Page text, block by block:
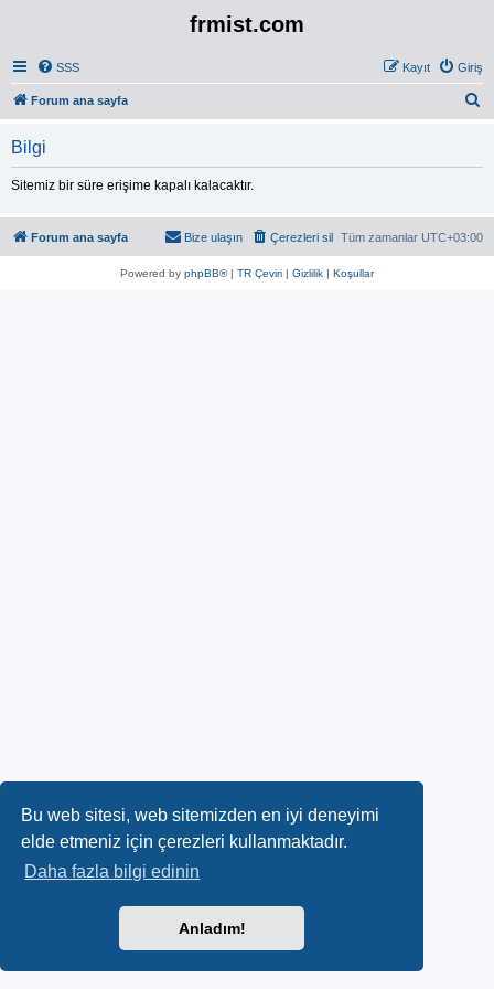
Bu web sitesi, web sitemizden en iyi deneyimi
elde etmeniz için çerezleri kullanmaktadır.
Daha fazla bilgi edinin
Anladım!
frmist.com
SSS Giriş
Kayıt
Forum ana sayfa
Bilgi
Sitemiz bir süre erişime kapalı kalacaktır.
Forum ana sayfa Tüm zamanlar UTC+03:00
Çerezleri sil
Bize ulaşın
Powered by phpBB®| TR Çeviri | Gizlilik | Koşullar